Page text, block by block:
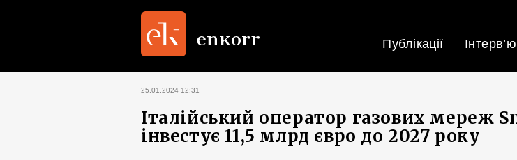
Публікації Інтерв’ю
25.01.2024 12:31
Італійський оператор газових мереж
інвестує 11,5 млрд євро до 2027 року